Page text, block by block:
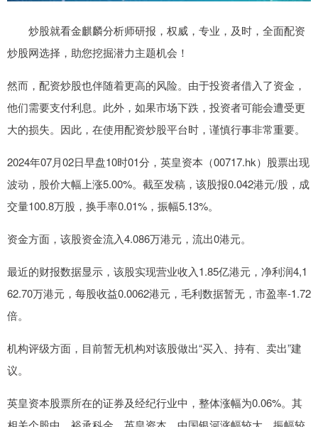
炒股就看金麒麟分析师研报，权威，专业，及时，全面配资
炒股网选择，助您挖掘潜力主题机会！
然而，配资炒股也伴随着更高的风险。由于投资者借入了资金，
他们需要支付利息。此外，如果市场下跌，投资者可能会遭受更
大的损失。因此，在使用配资炒股平台时，谨慎行事非常重要。
2024年07月02日早盘10时01分，英皇资本（00717.hk）股票出现
波动，股价大幅上涨5.00%。截至发稿，该股报0.042港元/股，成
交量100.8万股，换手率0.01%，振幅5.13%。
资金方面，该股资金流入4.086万港元，流出0港元。
最近的财报数据显示，该股实现营业收入1.85亿港元，净利润4,1
62.70万港元，每股收益0.0062港元，毛利数据暂无，市盈率-1.72
倍。
机构评级方面，目前暂无机构对该股做出“买入、持有、卖出”建
议。
英皇资本股票所在的证券及经纪行业中，整体涨幅为0.06%。其